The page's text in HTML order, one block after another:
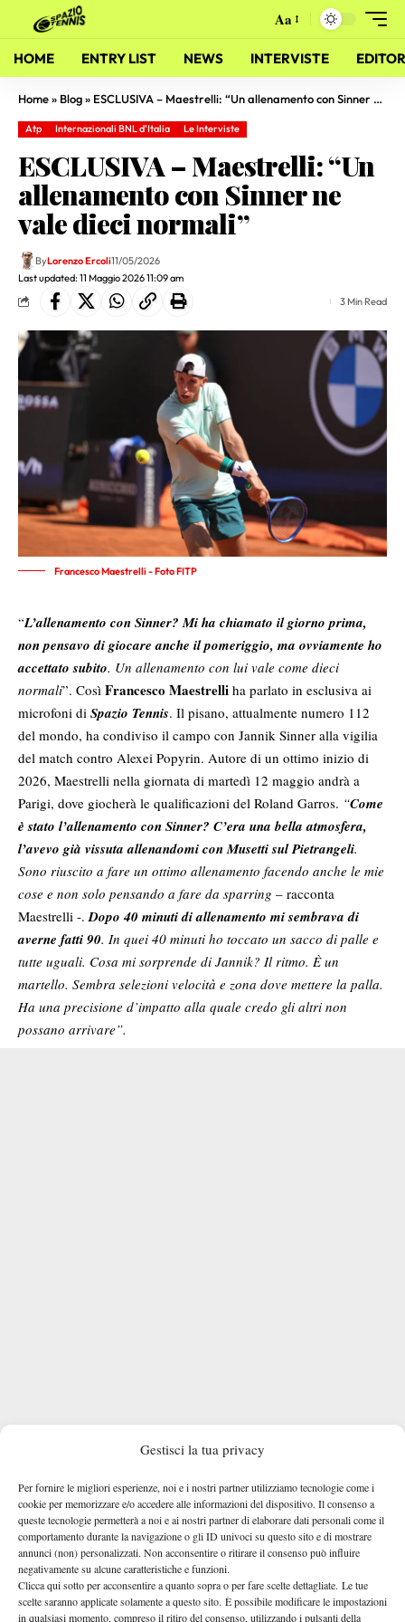
Gestisci la tua privacy
Per fornire le migliori esperienze, noi e i nostri partner utilizziamo tecnologie come i
cookie per memorizzare e/o accedere alle informazioni del dispositivo. Il consenso a
queste tecnologie permetterà a noi e ai nostri partner di elaborare dati personali come il
comportamento durante la navigazione o gli ID univoci su questo sito e di mostrare
annunci (non) personalizzati. Non acconsentire o ritirare il consenso può influire
negativamente su alcune caratteristiche e funzioni.
Clicca qui sotto per acconsentire a quanto sopra o per fare scelte dettagliate. Le tue
scelte saranno applicate solamente a questo sito. È possibile modificare le impostazioni
in qualsiasi momento, compreso il ritiro del consenso, utilizzando i pulsanti della
Aa
HOME ENTRY LIST NEWS INTERVISTE
Home» Blog» ESCLUSIVA – Maestrelli: “Un allenamento con Sinner ne vale dieci normali”
Atp Internazionali BNL d'Italia Le Interviste
ESCLUSIVA – Maestrelli: “Un
allenamento con Sinner ne
vale dieci normali”
Last updated: 11 Maggio 2026 11:09 am
ByLorenzo Ercoli11/05/2026
3 Min Read
Francesco Maestrelli - Foto FITP
“L’allenamento con Sinner? Mi ha chiamato il giorno prima,
non pensavo di giocare anche il pomeriggio, ma ovviamente ho
accettato subito. Un allenamento con lui vale come dieci
normali”. Così Francesco Maestrelli ha parlato in esclusiva ai
microfoni di Spazio Tennis. Il pisano, attualmente numero 112
del mondo, ha condiviso il campo con Jannik Sinner alla vigilia
del match contro Alexei Popyrin. Autore di un ottimo inizio di
2026, Maestrelli nella giornata di martedì 12 maggio andrà a
Parigi, dove giocherà le qualificazioni del Roland Garros. “Come
è stato l’allenamento con Sinner? C’era una bella atmosfera,
l’avevo già vissuta allenandomi con Musetti sul Pietrangeli.
Sono riuscito a fare un ottimo allenamento facendo anche le mie
cose e non solo pensando a fare da sparring – racconta
Maestrelli -. Dopo 40 minuti di allenamento mi sembrava di
averne fatti 90. In quei 40 minuti ho toccato un sacco di palle e
tutte uguali. Cosa mi sorprende di Jannik? Il ritmo. È un
martello. Sembra selezioni velocità e zona dove mettere la palla.
Ha una precisione d’impatto alla quale credo gli altri non
possano arrivare”.
resta un ragazzo semplice”
Parlando della sessione, Maestrelli ha parlato anche di ciò che
Jannik gli ha chiesto: “Abbiamo fatto palleggio al centro e
diagonali di routine. Poi mi ha chiesto di spingere al centro per
poter poi lui spingere il dritto sulla parte del rovescio